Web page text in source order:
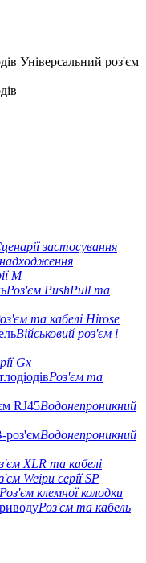
Універсальний роз'єм
застосування
M
Роз'єм PushPull та
та кабелі Hirose
Військовий роз'єм і
Gx
Роз'єм та
Водонепроникний
Водонепроникний
XLR та кабелі
Weipu серії SP
Роз'єм клемної колодки
Роз'єм та кабель